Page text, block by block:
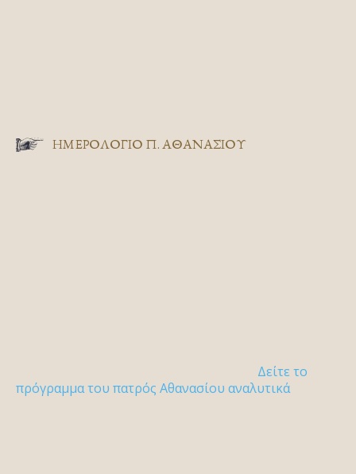
ΗΜΕΡΟΛΟΓΙΟ Π. ΑΘΑΝΑΣΙΟΥ
Δείτε το
πρόγραμμα του πατρός Αθανασίου αναλυτικά